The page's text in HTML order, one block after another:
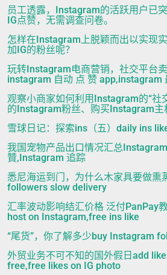
员工透露，Instagram的活跃用户已
IG点赞，无需调查问卷。
怎样在Instagram上脱颖而出以实现
加IG的粉丝呢？
玩转Instagram电商营销，社交平台卖
instagram 自动 点 赞 app,instagram
观察小商家如何利用Instagram的“社
的Instagram粉丝、购买Instagram主
雪球日记：探索ins（五）daily ins
我国宠物产品出口情况汇总
贊,Instagram 追踪
悉尼海运到门，为什么木家具要做熏
followers slow delivery
汇率波动影响结汇价格 泛付PanPay
host on Instagram,free ins like
“尾货”，你了解多少buy Instagram
外贸业务不可不知的国外假日add
free,free likes on IG photo